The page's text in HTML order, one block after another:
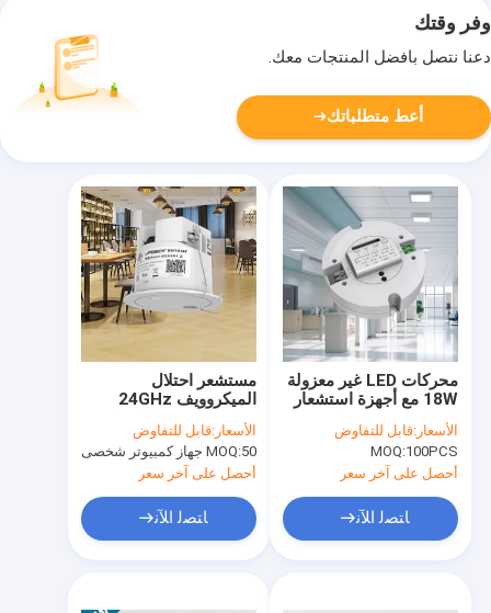
وفر وقتك
دعنا نتصل بأفضل المنتجات معك.
أعط متطلباتك
مستشعر احتلال
الميكروويف 24GHz
مستشعر LifeBeing
الأسعار:قابل للتفاوض
MOQ:50 جهاز كمبيوتر شخصى
أحصل على آخر سعر
ﺎﺘﺼﻟ ﺍﻶﻧ
محركات LED غير معزولة
18W مع أجهزة استشعار
الميكروويف مع تيار
خروجي متعدد
الأسعار:قابل للتفاوض
MOQ:100PCS
أحصل على آخر سعر
ﺎﺘﺼﻟ ﺍﻶﻧ